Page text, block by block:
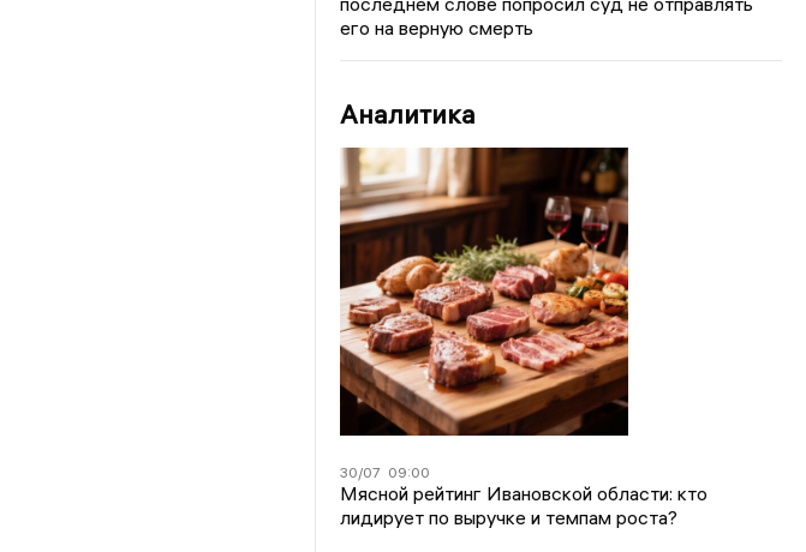
его на верную смерть
Аналитика
30/07 09:00
Мясной рейтинг Ивановской области: кто
лидирует по выручке и темпам роста?